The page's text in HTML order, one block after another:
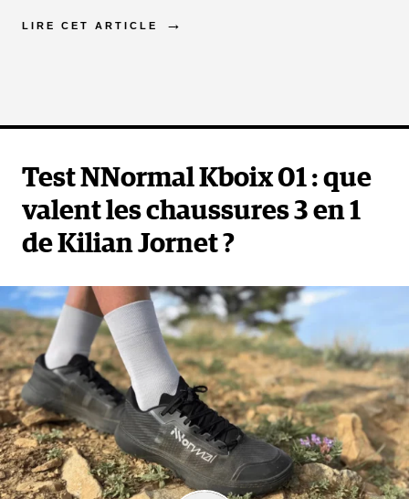
LIRE CET ARTICLE
Test NNormal Kboix 01 : que
valent les chaussures 3 en 1
de Kilian Jornet ?